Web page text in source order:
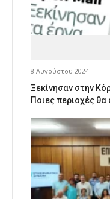
8 Αυγούστου 2024
Ξεκίνησαν στην
Ποιες περιοχές